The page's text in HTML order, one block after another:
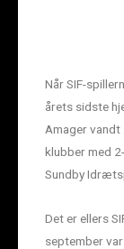
Når SIF-
årets sidste
Amager
klubber med
Sundby
Det er ellers
september